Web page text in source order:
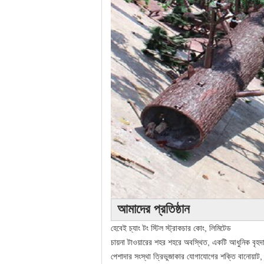
আমাদের প্রতিষ্ঠান
হেবেই চ্যাং টং স্টিল স্ট্রাকচার কোং, লিমিটেড
চায়না টাওয়ারের শহর শহরে অবস্থিত, একটি আধুনিক
পেশাদার সংস্থা ত্রিভুজাকার যোগাযোগের শক্তি বানোয়াট,